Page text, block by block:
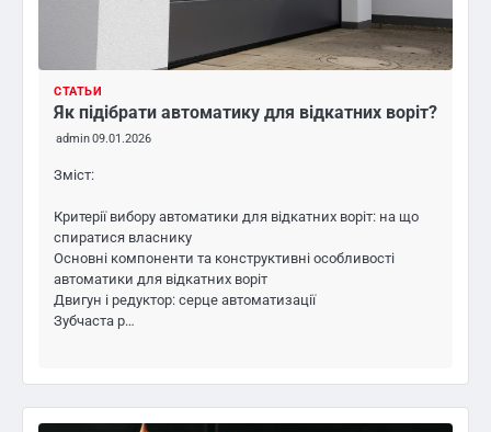
СТАТЬИ
Як підібрати автоматику для відкатних воріт?
admin09.01.2026
Зміст:
Критерії вибору автоматики для відкатних воріт: на що
спиратися власнику
Основні компоненти та конструктивні особливості
автоматики для відкатних воріт
Двигун і редуктор: серце автоматизації
Зубчаста р…